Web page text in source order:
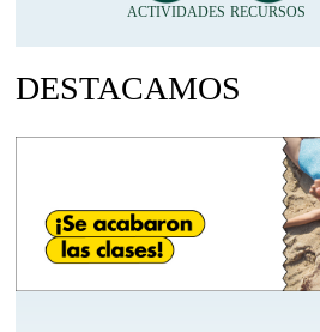
Día del Medio
Accesos
Directos
Anónimo
Arriba
ACTIVIDADES RECURSOS
Directos
Profesorado
Comarca
Directos
Profesorado
Otras
Directos
Apymas
Arriba
Directos
Familias
y
DESTACAMOS